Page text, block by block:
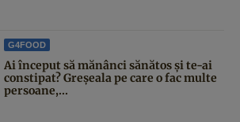
G4FOOD
Ai început să mănânci sănătos și te-ai
constipat? Greșeala pe care o fac multe
persoane,...